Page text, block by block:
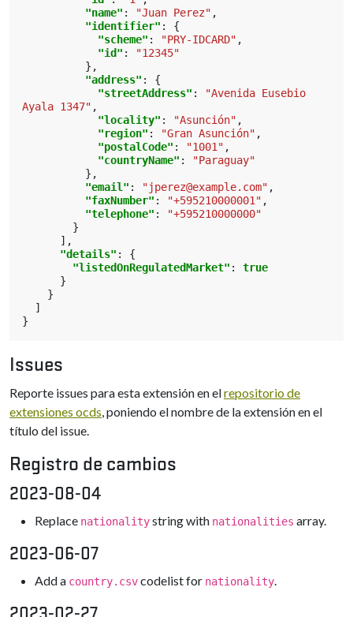
"name" : "Juan Perez" ,
"identifier" :
{
"scheme" : "PRY-IDCARD" ,
"id" :
"12345"
},
"address" :
{
"streetAddress" :
"Avenida Eusebio
Ayala 1347" ,
"locality" : "Asunción" ,
"region" : "Gran Asunción" ,
"postalCode" : "1001" ,
"countryName" :
"Paraguay"
},
"email" : "jperez@example.com" ,
"faxNumber" : "+595210000001" ,
"telephone" :
"+595210000000"
}
],
"details" :
{
"listedOnRegulatedMarket" :
true
}
}
]
}
Issues
Reporte issues para esta extensión en elrepositorio de
extensiones ocds, poniendo el nombre de la extensión en el
título del issue.
Registro de cambios
2023-08-04
Replace nationalitystring with nationalities array.
2023-06-07
Add a country.csvcodelist for nationality.